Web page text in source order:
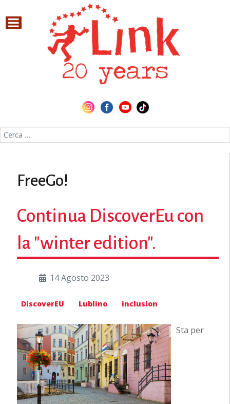
Cerca nel sito
FreeGo!
Continua DiscoverEu con
la "winter edition".
14 Agosto 2023
DiscoverEU Lublino inclusion
Sta per